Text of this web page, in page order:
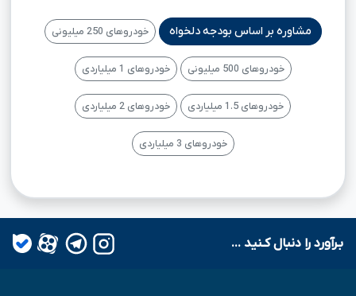
مشاوره بر اساس بودجه دلخواه خودروهای 250 میلیونی
خودروهای 500 میلیونی خودروهای 1 میلیاردی
خودروهای 1.5 میلیاردی خودروهای 2 میلیاردی
خودروهای 3 میلیاردی
بـرآورد را دنبال کـنید ...